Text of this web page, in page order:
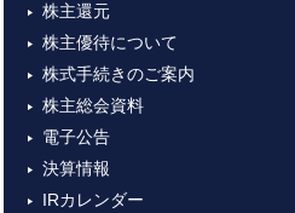
株主還元
株主優待について
株式手続きのご案内
株主総会資料
電子公告
決算情報
IRカレンダー